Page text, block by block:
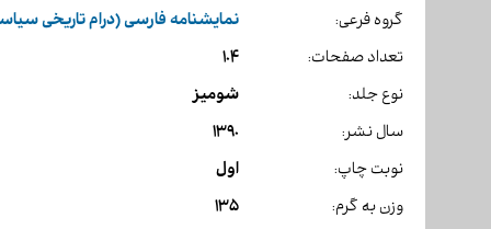
گروه فرعی: نمایشنامه فارسی (درام تاریخی
تعداد صفحات: 104
نوع جلد: شومیز
سال نشر: 1390
نوبت چاپ: اول
وزن به گرم: 135